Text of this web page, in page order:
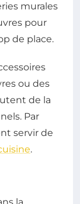
murales
pour
de place.
ou des
de la
Par
servir de
.